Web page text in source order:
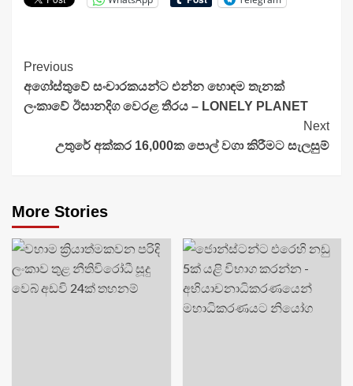
Continue
Reading
Previous
අගෝස්තුවේ සංචාරකයන්ට එන්න හොඳම තැනක්
ලංකාවේ ඊසානදිග වෙරළ තීරය – LONELY PLANET
Next
උතුරේ අක්කර 16,000ක පොල් වගා කිරීමට සැලසුම්
More Stories